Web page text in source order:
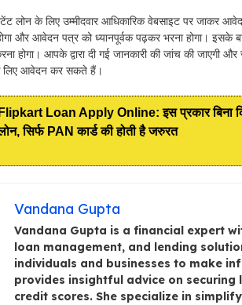
लोन के लिए उम्मीदवार आधिकारिक वेबसाइट पर जाकर
और आवेदन पत्र को ध्यानपूर्वक पढ़कर भरना होगा।
होगा। आपके द्वारा दी गई जानकारी की जांच की
लिए आवेदन कर सकते हैं।
Flipkart Loan Apply Online: इस प्रकार बिना
सिर्फ PAN कार्ड की होती है जरुरत
Vandana Gupta
Vandana Gupta is a financial expert
loan management, and lending
individuals and businesses to make
provides insightful advice on
credit scores. She specialize in